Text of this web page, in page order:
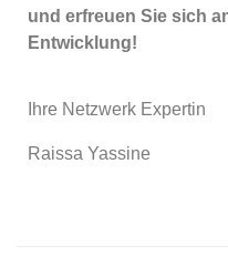
und erfreuen Sie sich
Entwicklung!
Ihre Netzwerk Expertin
Raissa Yassine